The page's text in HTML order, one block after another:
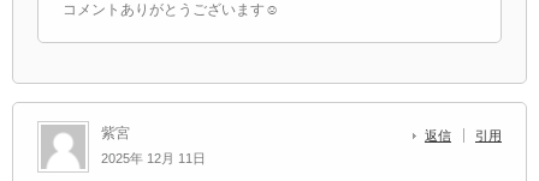
コメントありがとうございます☺️
紫宮
2025年 12月 11日
返信 引用